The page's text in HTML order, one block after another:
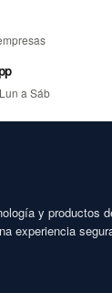
a Sáb
y productos
experiencia